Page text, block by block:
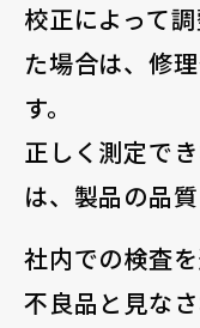
校正によって
た場合は、修
す。
正しく測定で
は、製品の品
社内での検査
不良品と見な